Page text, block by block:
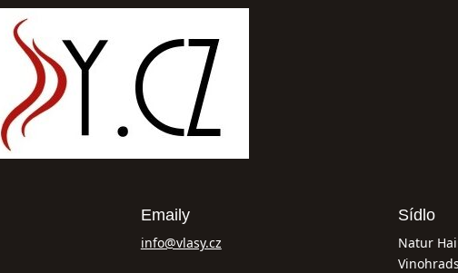
Emaily
info@vlasy.cz
Sídlo
Natur